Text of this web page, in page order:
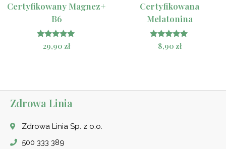
Certyfikowany Magnez+
B6
Oceniono
5.00
29,90 zł
Certyfikowana
Melatonina
Oceniono
4.83
8,90 zł
Zdrowa Linia
Zdrowa Linia Sp. z o.o.
500 333 389